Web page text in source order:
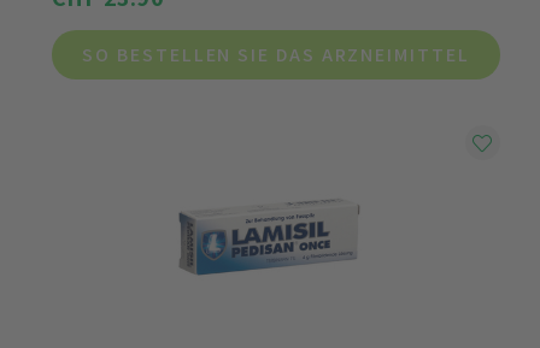
SO BESTELLEN SIE DAS ARZNEIMITTEL